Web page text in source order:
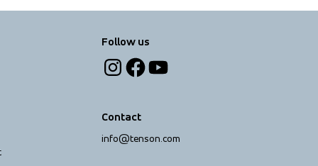
Follow us
Contact
info@tenson.com